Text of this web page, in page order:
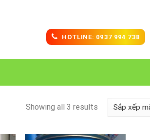
HOTLINE: 0937 994 738
Showing all 3 results